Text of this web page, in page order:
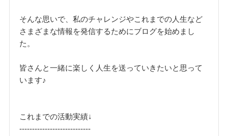
そんな思いで、私のチャレンジやこれまでの人生など
さまざまな情報を発信するためにブログを始めまし
た。
皆さんと一緒に楽しく人生を送っていきたいと思って
います♪
これまでの活動実績↓
----------------------------